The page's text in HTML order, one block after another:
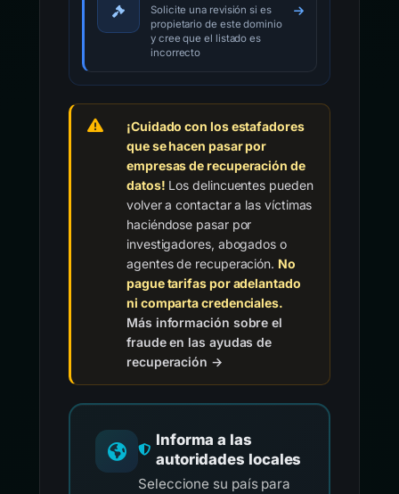
Solicite una revisión si es
propietario de este dominio
y cree que el listado es
incorrecto
¡Cuidado con los estafadores
que se hacen pasar por
empresas de recuperación de
datos! Los delincuentes pueden
volver a contactar a las víctimas
haciéndose pasar por
investigadores, abogados o
agentes de recuperación. No
pague tarifas por adelantado
ni comparta credenciales.
Más información sobre el
fraude en las ayudas de
recuperación →
Informa a las
autoridades locales
Seleccione su país para